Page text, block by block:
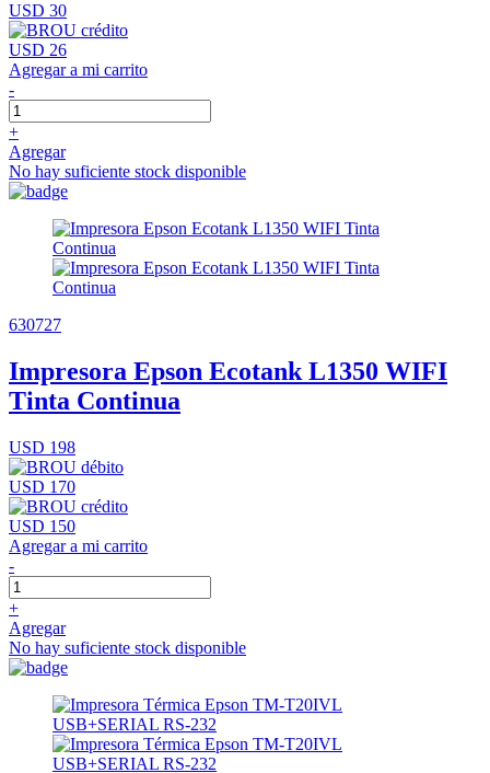
USD 30
USD 26
Agregar a mi carrito
-
+
Agregar
No hay suficiente stock disponible
630727
Impresora Epson Ecotank L1350 WIFI
Tinta Continua
USD 198
USD 170
USD 150
Agregar a mi carrito
-
+
Agregar
No hay suficiente stock disponible